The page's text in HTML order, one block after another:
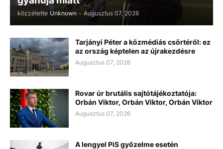
közzétette Unknown - Augusztus 07, 2026
Tarjányi Péter a közmédiás csörtéről: ez
az ország képtelen az újrakezdésre
Augusztus 07, 2026
Rovar úr brutális sajtótájékoztatója:
Orbán Viktor, Orbán Viktor, Orbán Viktor
Augusztus 07, 2026
A lengyel PiS győzelme esetén